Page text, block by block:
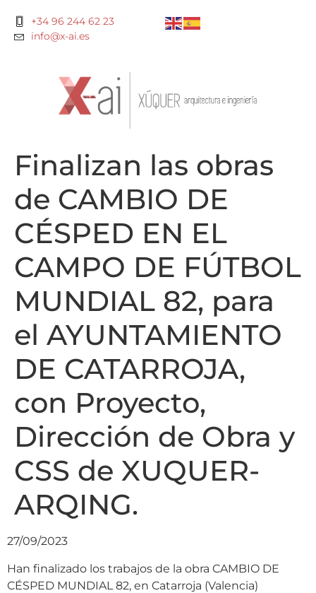
+34 96 244 62 23
info@x-ai.es
Finalizan las obras
de CAMBIO DE
CÉSPED EN EL
CAMPO DE FÚTBOL
MUNDIAL 82, para
el AYUNTAMIENTO
DE CATARROJA,
con Proyecto,
Dirección de Obra y
CSS de XUQUER-
ARQING.
27/09/2023
Han finalizado los trabajos de la obra CAMBIO DE
CÉSPED MUNDIAL 82, en Catarroja (Valencia)